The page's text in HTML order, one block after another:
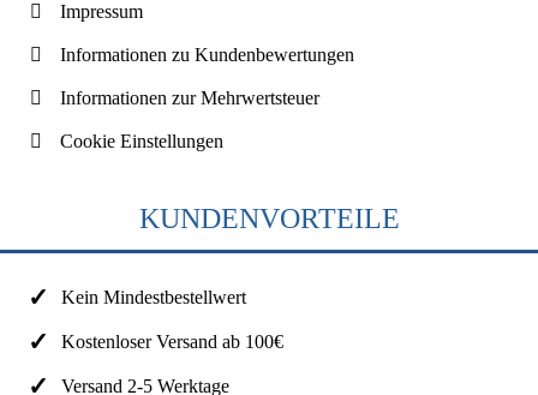
Impressum
Informationen zu Kundenbewertungen
Informationen zur Mehrwertsteuer
Cookie Einstellungen
KUNDENVORTEILE
Kein Mindestbestellwert
Kostenloser Versand ab 100€
Versand 2-5 Werktage